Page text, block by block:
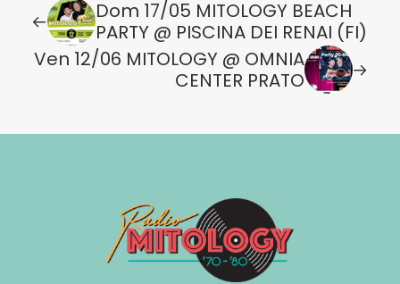
Dom 17/05 MITOLOGY BEACH
PARTY @ PISCINA DEI RENAI (FI)
Ven 12/06 MITOLOGY @ OMNIA
CENTER PRATO